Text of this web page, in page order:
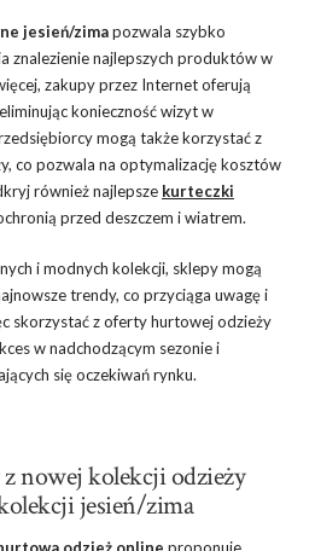
jesień/zimapozwala szybko
znalezienie najlepszych produktów w
zakupy przez Internet oferują
konieczność wizyt w
mogą także korzystać z
co pozwala na optymalizację kosztów
również najlepsze kurteczki
przed deszczem i wiatrem.
i modnych kolekcji, sklepy mogą
trendy, co przyciąga uwagę i
skorzystać z oferty hurtowej odzieży
w nadchodzącym sezonie i
się oczekiwań rynku.
nowej kolekcji odzieży
jesień/zima
odzież online proponuje